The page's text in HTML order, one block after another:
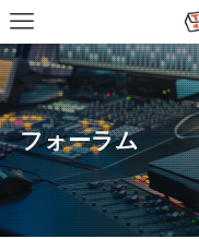
フォーラム